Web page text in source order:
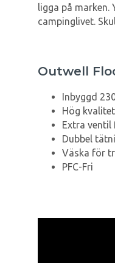
ligga på marken.
campinglivet.
Outwell
Inbyggd
Hög
Extra ventil
Dubbel
Väska för
PFC-Fri